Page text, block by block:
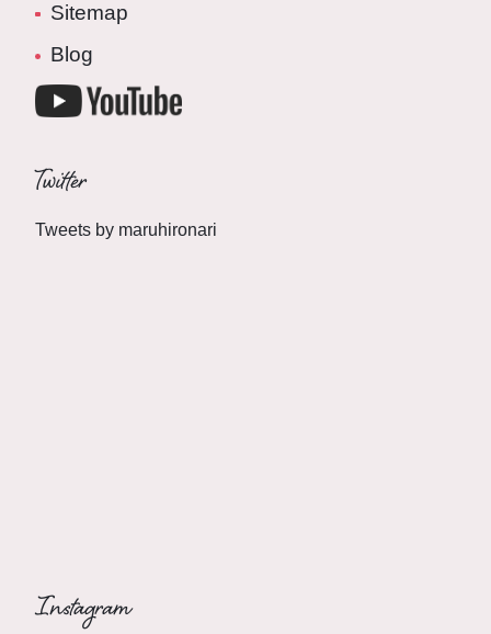
Sitemap
Blog
Twitter
Tweets by maruhironari
Instagram